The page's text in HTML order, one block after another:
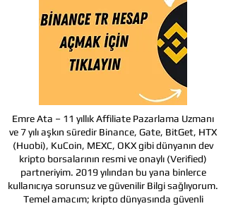
Emre Ata – 11 yıllık Affiliate Pazarlama Uzmanı
ve 7 yılı aşkın süredir Binance, Gate, BitGet, HTX
(Huobi), KuCoin, MEXC, OKX gibi dünyanın dev
kripto borsalarının resmi ve onaylı (Verified)
partneriyim. 2019 yılından bu yana binlerce
kullanıcıya sorunsuz ve güvenilir Bilgi sağlıyorum.
Temel amacım; kripto dünyasında güvenli